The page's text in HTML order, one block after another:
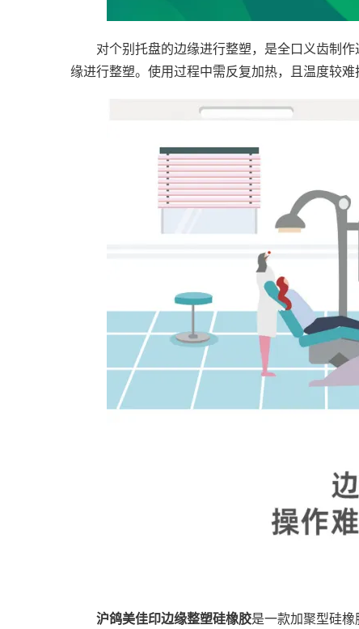
对个别托盘的边缘进行整塑，是全口义齿制作
缘进行整塑。使用过程中需反复加热，且温度较
沪鸽美佳印边缘整塑硅橡胶是一款加聚型硅